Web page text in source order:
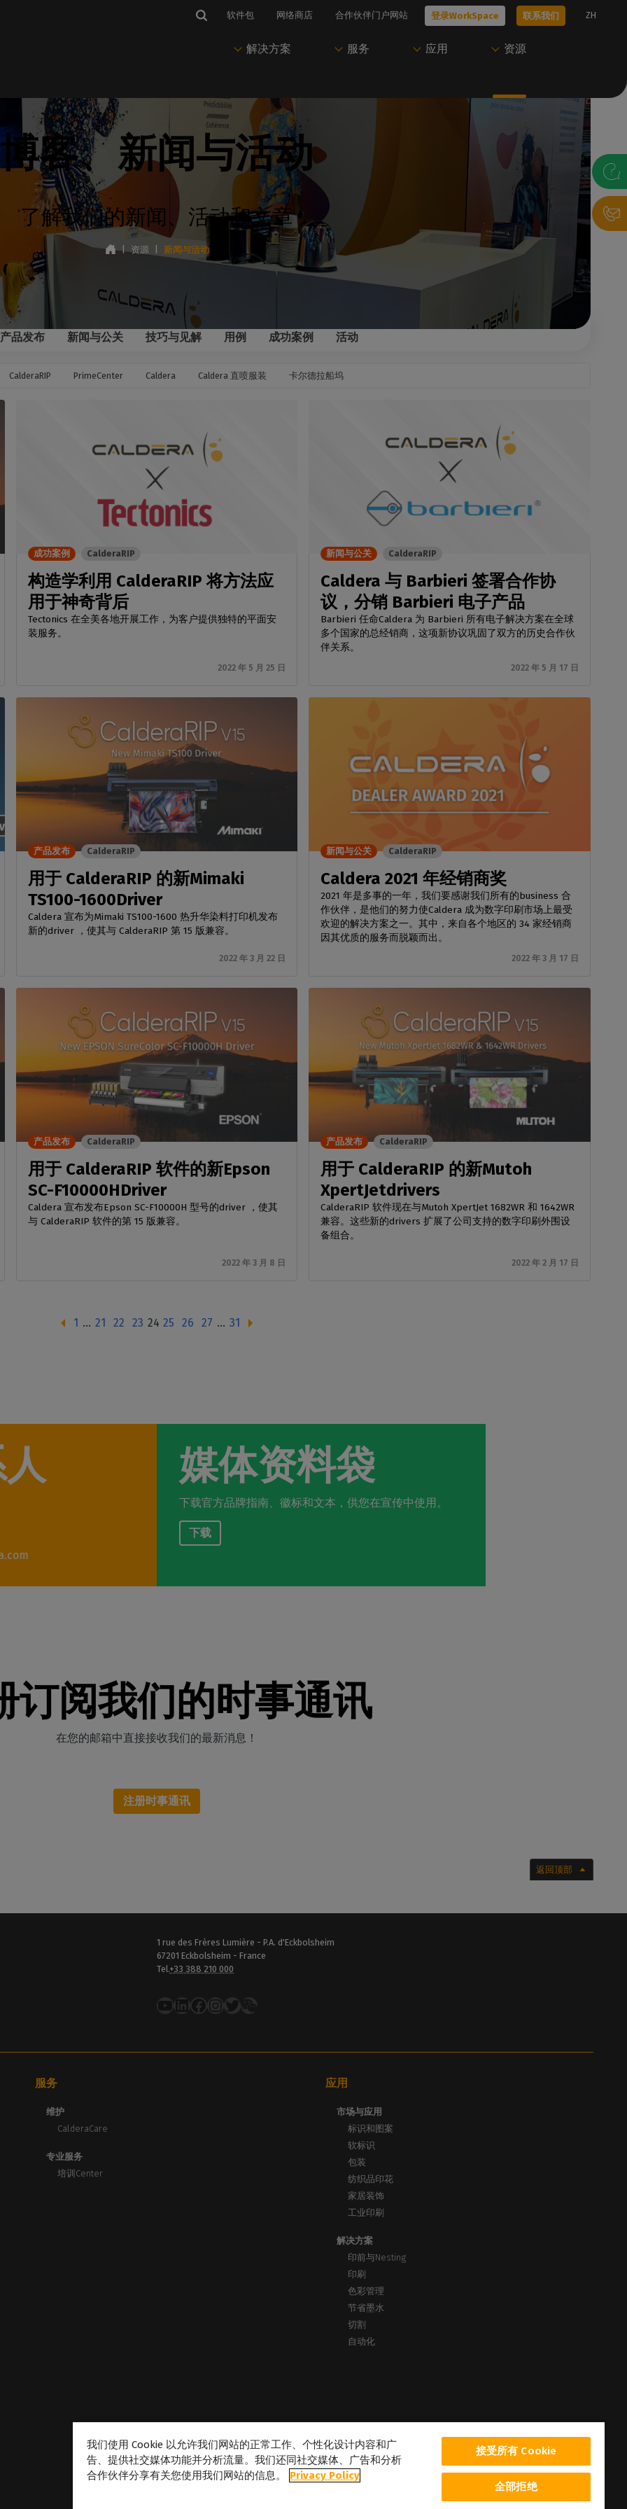
解决方案
软件
CalderaRIP
推动您的印刷和切割生产
CalderaRIP 第 19 版
CalderaRIP 的新功能
年度订阅
入门级订阅RIP
永久许可证
永久性RIP 许可协议
了解 CalderaRIP 模块及其强大
CalderaConnect REST
Caldera 直接制作电影
Caldera 直接到服装
用于 DTG 印刷的RIP 软件
套料软件
PrimeCenter
管理印前、作业准备、工作流
程和排版
印刷生产软件
Caldera PrimeRIP
智能打印工作流管理
硬件
预装RIP 站，便于安装
联系我们，与我们的专家预约演示，或开
服务
维护
CalderaCare
始终保持生产运行
专业服务
培训Center
获得快速有效的培训
有技术问题？
访问我们的所有技术文档
并联系Caldera 支持团
队。
登录帮助台
应用
与应用
标识和图案
印刷视觉传播
软标识
在柔性介质上打印
包装
在乙烯基承印物上打印
纺织品印花
印花室内装饰
管理您的工业生产
解决方案
印前与Nesting
准备打印和剪切文件
推动印刷生产
掌握色彩输出
管理从印刷到切割的工作流
自动化
我们的专家可以帮助您选择最适合您需
资源
热线
技术支持
的技术文档
和操作系统的兼容性
外设
机和切割机的兼容性
新闻与见解
博客、新闻与活动
我们的所有最新文章
成功案例
客户故事和使用案例
打印实验室网络研讨会
观看我们的网络研讨会
新闻
只需一个账户即可访
问Caldera
访问我们的用户门户，下载资源并管理您
的Caldera 解决方案。
登录WorkSpace
软件包 网络商店 合作伙伴门户网站 登录WorkSpace 联系我们 ZH
博客、新闻与活动
了解我们的新闻、活动和文章
| 资源 新闻与活动
产品发布 新闻与公关 技巧与见解 用例 成功案例 活动
CalderaRIP PrimeCenter Caldera Caldera 直喷服装 卡尔德拉船坞
构造学利用 CalderaRIP 将方法应
用于神奇背后
Tectonics 在全美各地开展工作，为客户提供独特的平面安
装服务。
2022 年 5 月 25 日
成功案例 CalderaRIP
Caldera 与 Barbieri 签署合作协
议，分销 Barbieri 电子产品
Barbieri 任命Caldera 为 Barbieri 所有电子解决方案在全球
多个国家的总经销商，这项新协议巩固了双方的历史合作伙
伴关系。
2022 年 5 月 17 日
新闻与公关 CalderaRIP
用于 CalderaRIP 的新Mimaki
TS100-1600Driver
Caldera 宣布为Mimaki TS100-1600 热升华染料打印机发布
新的driver ，使其与 CalderaRIP 第 15 版兼容。
2022 年 3 月 22 日
产品发布 CalderaRIP
Caldera 2021 年经销商奖
2021 年是多事的一年，我们要感谢我们所有的business 合
作伙伴，是他们的努力使Caldera 成为数字印刷市场上最受
欢迎的解决方案之一。其中，来自各个地区的 34 家经销商
因其优质的服务而脱颖而出。
2022 年 3 月 17 日
新闻与公关 CalderaRIP
用于 CalderaRIP 软件的新Epson
SC-F10000HDriver
Caldera 宣布发布Epson SC-F10000H 型号的driver ，使其
与 CalderaRIP 软件的第 15 版兼容。
2022 年 3 月 8 日
产品发布 CalderaRIP
用于 CalderaRIP 的新Mutoh
XpertJetdrivers
CalderaRIP 软件现在与Mutoh XpertJet 1682WR 和 1642WR
兼容。这些新的drivers 扩展了公司支持的数字印刷外围设
备组合。
2022 年 2 月 17 日
产品发布 CalderaRIP
1 ... 21 22 23 24 25 26 27 ... 31
媒体资料袋
下载官方品牌指南、徽标和文本，供您在宣传中使用。
下载
订阅我们的时事通讯
在您的邮箱中直接接收我们的最新消息！
注册时事通讯
返回顶部
1 rue des Frères Lumière - P.A. d'Eckbolsheim
67201 Eckbolsheim - France
Tel.+33 388 210 000
YouTube
LinkedIn
在 Facebook 上Instagram
推特
服务
维护
CalderaCare
专业服务
培训Center
应用
市场与应用
标识和图案
软标识
包装
纺织品印花
家居装饰
工业印刷
解决方案
印前与Nesting
印刷
色彩管理
节省墨水
切割
自动化
我们使用 Cookie 以允许我们网站的正常工作、个性化设计内容和广
告、提供社交媒体功能并分析流量。我们还同社交媒体、广告和分析
合作伙伴分享有关您使用我们网站的信息。
Privacy Policy
接受所有 Cookie
全部拒绝